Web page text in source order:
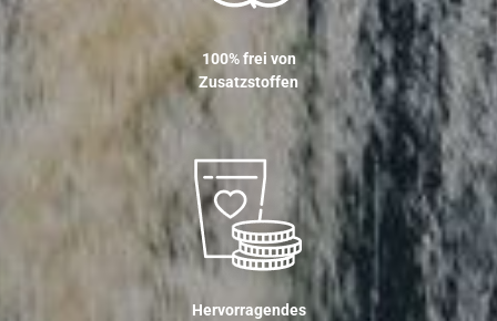
100% frei von
Zusatzstoffen
Hervorragendes